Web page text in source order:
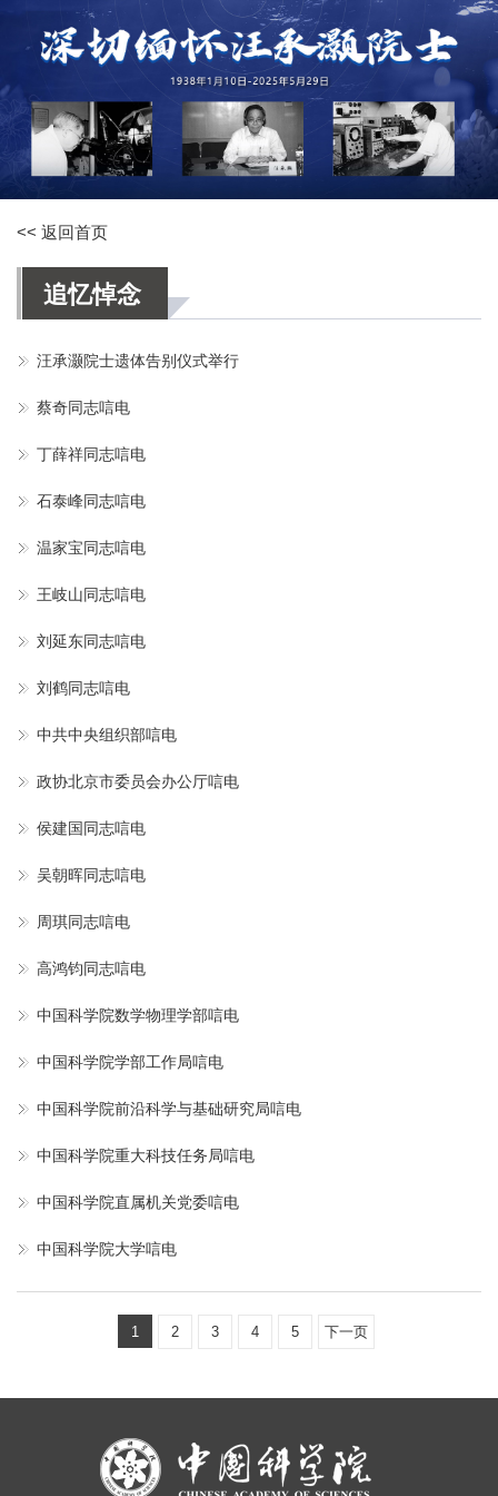
<< 返回首页
追忆悼念
汪承灏院士遗体告别仪式举行
蔡奇同志唁电
丁薛祥同志唁电
石泰峰同志唁电
温家宝同志唁电
王岐山同志唁电
刘延东同志唁电
刘鹤同志唁电
中共中央组织部唁电
政协北京市委员会办公厅唁电
侯建国同志唁电
吴朝晖同志唁电
周琪同志唁电
高鸿钧同志唁电
中国科学院数学物理学部唁电
中国科学院学部工作局唁电
中国科学院前沿科学与基础研究局唁电
中国科学院重大科技任务局唁电
中国科学院直属机关党委唁电
中国科学院大学唁电
1 2 3 4 5 下一页